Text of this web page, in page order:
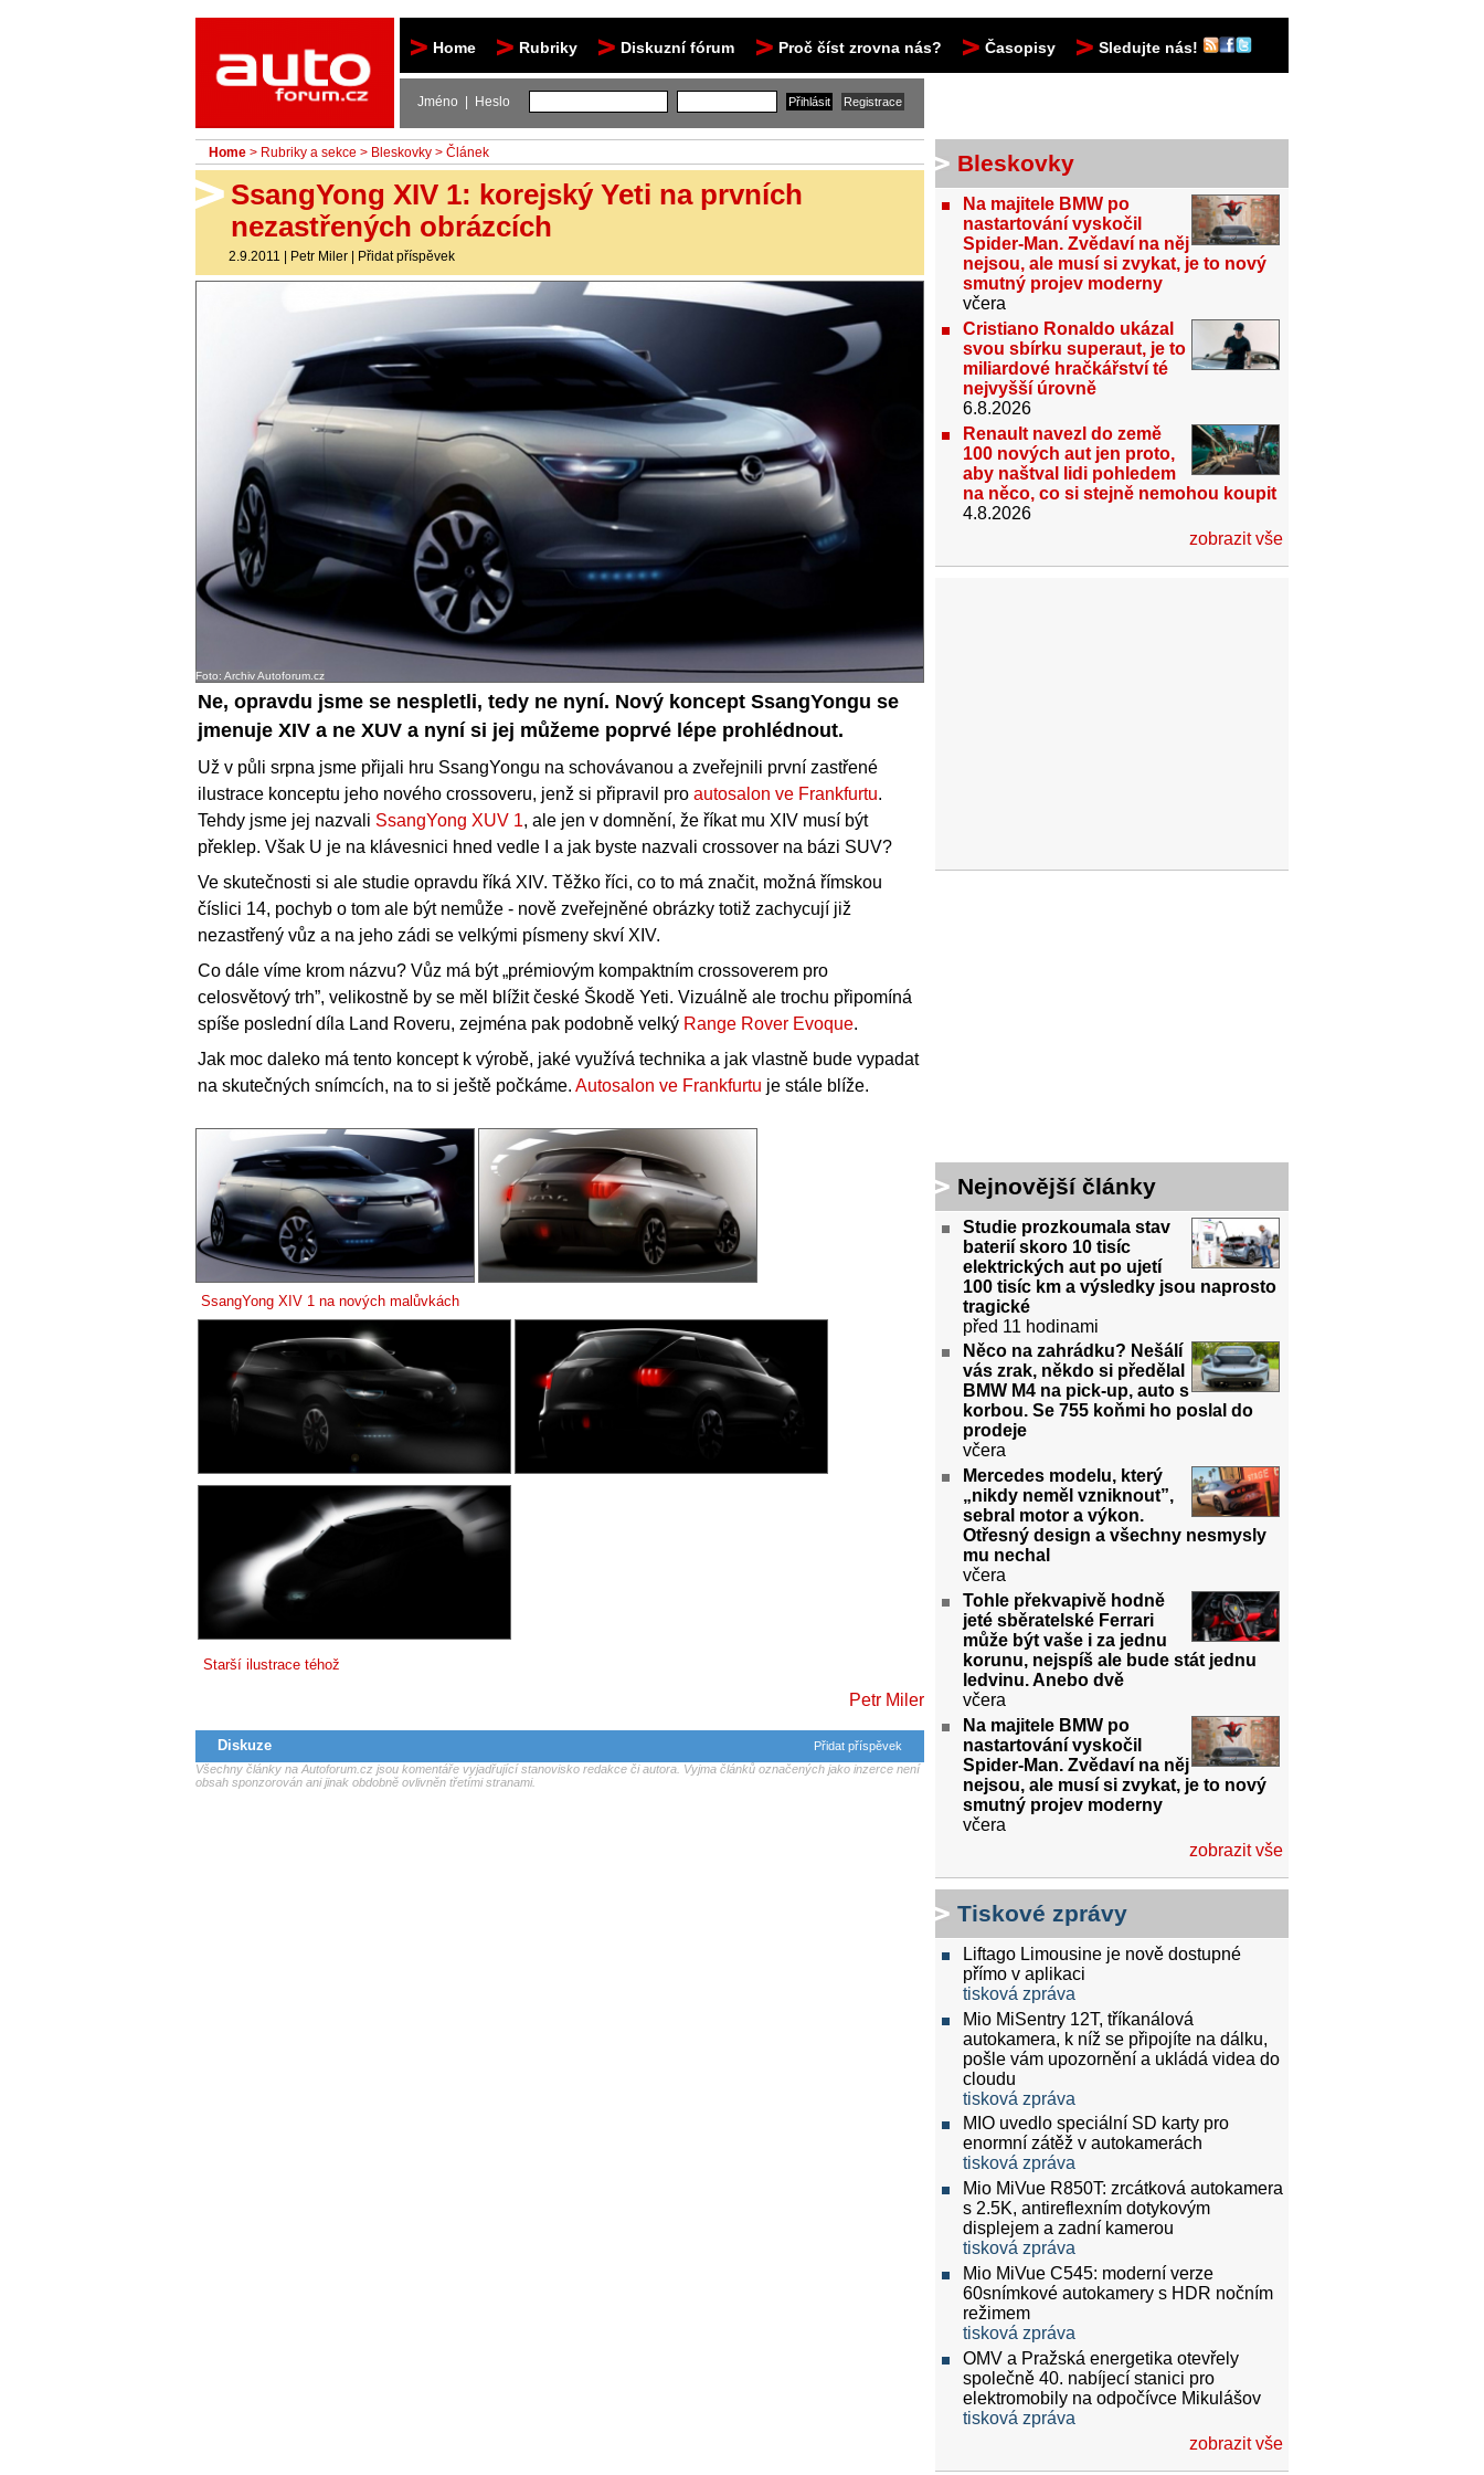
Home Rubriky Diskuzní fórum Proč číst zrovna nás? Časopisy Sledujte nás!
Jméno | Heslo
Home > Rubriky a sekce > Bleskovky > Článek
SsangYong XIV 1: korejský Yeti na prvních
nezastřených obrázcích
2.9.2011 | Petr Miler | Přidat příspěvek
Foto: Archiv Autoforum.cz
Ne, opravdu jsme se nespletli, tedy ne nyní. Nový koncept SsangYongu se
jmenuje XIV a ne XUV a nyní si jej můžeme poprvé lépe prohlédnout.
Už v půli srpna jsme přijali hru SsangYongu na schovávanou a zveřejnili první zastřené
ilustrace konceptu jeho nového crossoveru, jenž si připravil pro autosalon ve Frankfurtu.
Tehdy jsme jej nazvali SsangYong XUV 1, ale jen v domnění, že říkat mu XIV musí být
překlep. Však U je na klávesnici hned vedle I a jak byste nazvali crossover na bázi SUV?
Ve skutečnosti si ale studie opravdu říká XIV. Těžko říci, co to má značit, možná římskou
číslici 14, pochyb o tom ale být nemůže - nově zveřejněné obrázky totiž zachycují již
nezastřený vůz a na jeho zádi se velkými písmeny skví XIV.
Co dále víme krom názvu? Vůz má být „prémiovým kompaktním crossoverem pro
celosvětový trh”, velikostně by se měl blížit české Škodě Yeti. Vizuálně ale trochu připomíná
spíše poslední díla Land Roveru, zejména pak podobně velký Range Rover Evoque.
Jak moc daleko má tento koncept k výrobě, jaké využívá technika a jak vlastně bude vypadat
na skutečných snímcích, na to si ještě počkáme. Autosalon ve Frankfurtu je stále blíže.
SsangYong XIV 1 na nových malůvkách
Starší ilustrace téhož
Petr Miler
Diskuze
Přidat příspěvek
Všechny články na Autoforum.cz jsou komentáře vyjadřující stanovisko redakce či autora. Vyjma článků označených jako inzerce není
obsah sponzorován ani jinak obdobně ovlivněn třetími stranami.
Bleskovky
Na majitele BMW po
nastartování vyskočil
Spider-Man. Zvědaví na něj
nejsou, ale musí si zvykat, je to nový
smutný projev moderny
včera
Cristiano Ronaldo ukázal
svou sbírku superaut, je to
miliardové hračkářství té
nejvyšší úrovně
6.8.2026
Renault navezl do země
100 nových aut jen proto,
aby naštval lidi pohledem
na něco, co si stejně nemohou koupit
4.8.2026
zobrazit vše
Nejnovější články
Studie prozkoumala stav
baterií skoro 10 tisíc
elektrických aut po ujetí
100 tisíc km a výsledky jsou naprosto
tragické
před 11 hodinami
Něco na zahrádku? Nešálí
vás zrak, někdo si předělal
BMW M4 na pick-up, auto s
korbou. Se 755 koňmi ho poslal do
prodeje
včera
Mercedes modelu, který
„nikdy neměl vzniknout”,
sebral motor a výkon.
Otřesný design a všechny nesmysly
mu nechal
včera
Tohle překvapivě hodně
jeté sběratelské Ferrari
může být vaše i za jednu
korunu, nejspíš ale bude stát jednu
ledvinu. Anebo dvě
včera
Na majitele BMW po
nastartování vyskočil
Spider-Man. Zvědaví na něj
nejsou, ale musí si zvykat, je to nový
smutný projev moderny
včera
zobrazit vše
Tiskové zprávy
Liftago Limousine je nově dostupné
přímo v aplikaci
tisková zpráva
Mio MiSentry 12T, tříkanálová
autokamera, k níž se připojíte na dálku,
pošle vám upozornění a ukládá videa do
cloudu
tisková zpráva
MIO uvedlo speciální SD karty pro
enormní zátěž v autokamerách
tisková zpráva
Mio MiVue R850T: zrcátková autokamera
s 2.5K, antireflexním dotykovým
displejem a zadní kamerou
tisková zpráva
Mio MiVue C545: moderní verze
60snímkové autokamery s HDR nočním
režimem
tisková zpráva
OMV a Pražská energetika otevřely
společně 40. nabíjecí stanici pro
elektromobily na odpočívce Mikulášov
tisková zpráva
zobrazit vše